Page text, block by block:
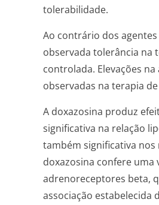
tolerabilidade.
Ao contrário dos
observada tolerância na
controlada. Elevações
observadas na terapia
A doxazosina produz
significativa na relação
também significativa
doxazosina confere
adrenoreceptores beta,
associação estabelecida